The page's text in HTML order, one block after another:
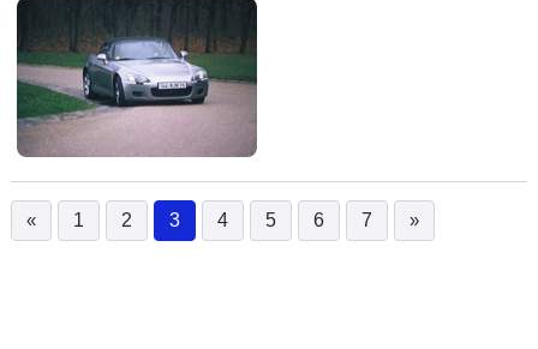
« 1 2 3
(current)
4 5 6 7 »